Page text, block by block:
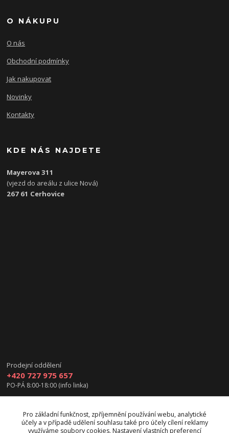
O NÁKUPU
O nás
Obchodní podmínky
Jak nakupovat
Novinky
Kontakty
KDE NÁS NAJDETE
Mayerova 311
(vjezd do areálu z ulice Nová)
267 61 Cerhovice
Prodejní oddělení
+420 727 975 657
PO-PÁ 8:00-18:00 (info linka)
Pro základní funkčnost, zpříjemnění používání webu, analytické
účely a v případě udělení souhlasu také pro účely cílení reklamy
využíváme soubory cookies. Nastavení vlastních preferencí